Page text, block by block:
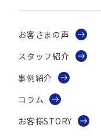
お客さまの声
スタッフ紹介
事例紹介
コラム
お客様STORY